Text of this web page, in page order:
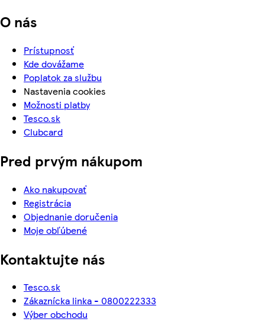
O nás
Prístupnosť
Kde dovážame
Poplatok za službu
Nastavenia cookies
Možnosti platby
Tesco.sk
Clubcard
Pred prvým nákupom
Ako nakupovať
Registrácia
Objednanie doručenia
Moje obľúbené
Kontaktujte nás
Tesco.sk
Zákaznícka linka - 0800222333
Výber obchodu